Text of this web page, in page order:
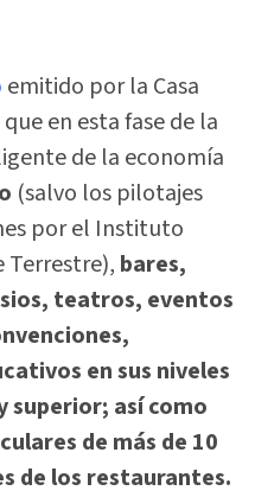
emitido por la Casa
en esta fase de la
de la economía
(salvo los pilotajes
por el Instituto
Terrestre), bares,
teatros, eventos
en sus niveles
superior; así como
de más de 10
de los restaurantes.